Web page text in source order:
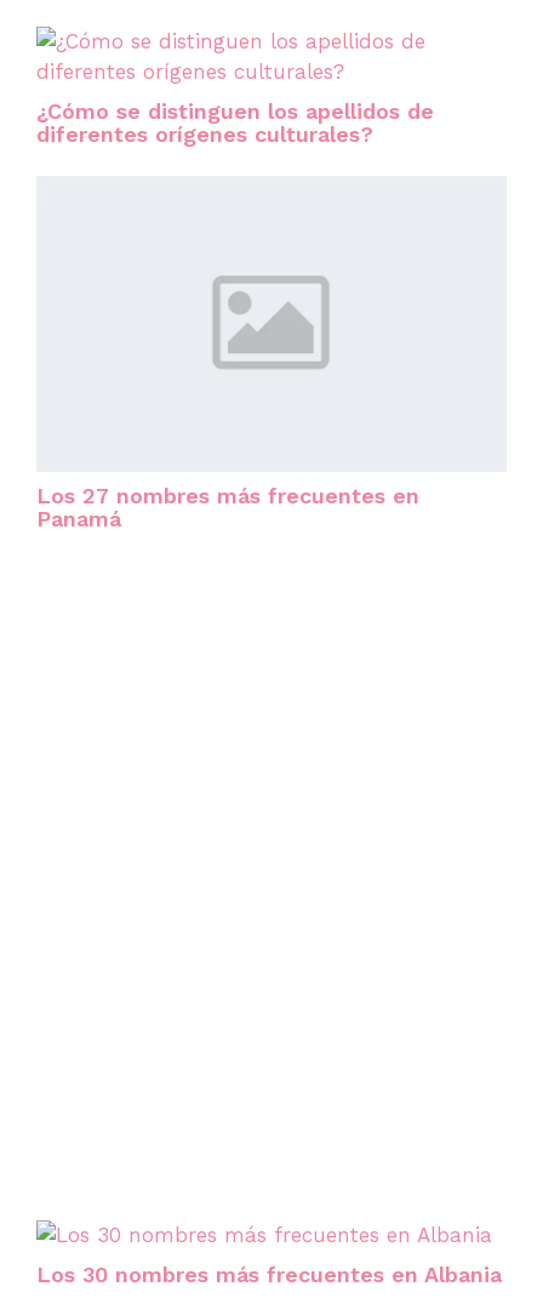
¿Cómo se distinguen los apellidos de
diferentes orígenes culturales?
Los 27 nombres más frecuentes en
Panamá
Los 30 nombres más frecuentes en Albania